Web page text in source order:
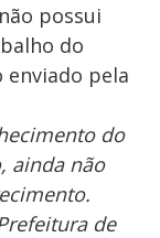
possui
do
pela
do
ainda não
de